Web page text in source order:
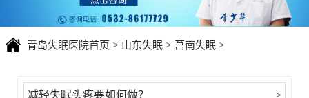
青岛失眠医院首页 > 山东失眠> 莒南失眠>
>
减轻失眠头疼要如何做？